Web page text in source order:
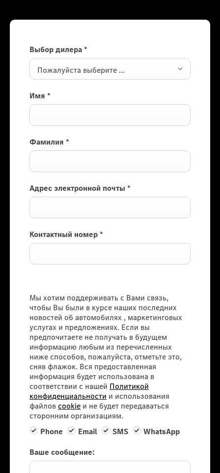
Выбор дилера *
Пожалуйста выберите ...
Имя *
Фамилия *
Адрес электронной почты *
Контактный номер *
Мы хотим поддерживать с Вами связь,
чтобы Вы были в курсе наших последних
новостей об автомобилях , маркетинговых
услугах и предложениях. Если вы
предпочитаете не получать в будущем
информацию любым из перечисленных
ниже способов, пожалуйста, отметьте это,
сняв флажок. Вся предоставленная
информация будет использована в
соответствии с нашей Политикой
конфиденциальности и использования
файлов cookie и не будет передаваться
сторонним организациям.
Phone
Email SMS WhatsApp
Ваше сообщение: